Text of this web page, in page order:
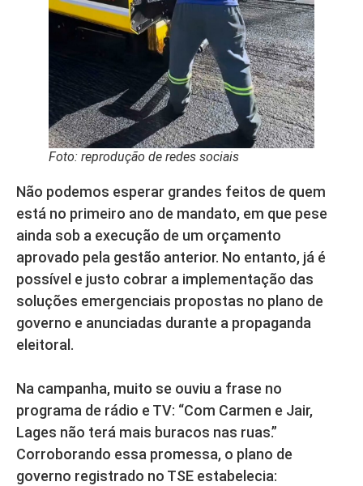
Foto: reprodução de redes sociais
Não podemos esperar grandes feitos de quem
está no primeiro ano de mandato, em que pese
ainda sob a execução de um orçamento
aprovado pela gestão anterior. No entanto, já é
possível e justo cobrar a implementação das
soluções emergenciais propostas no plano de
governo e anunciadas durante a propaganda
eleitoral.
Na campanha, muito se ouviu a frase no
programa de rádio e TV: “Com Carmen e Jair,
Lages não terá mais buracos nas ruas.”
Corroborando essa promessa, o plano de
governo registrado no TSE estabelecia: